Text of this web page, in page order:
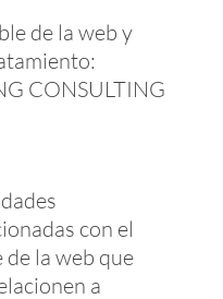
de la web y
CONSULTING
con el
la web que
a